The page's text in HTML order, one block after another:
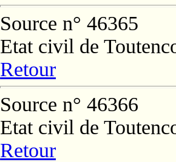
Source n° 46365
Etat civil de
Retour
Source n° 46366
Etat civil de
Retour